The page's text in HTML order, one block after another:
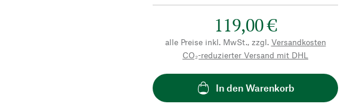
119,00 €
alle Preise inkl. MwSt., zzgl. Versandkosten
CO₂-reduzierter Versand mit DHL
In den Warenkorb